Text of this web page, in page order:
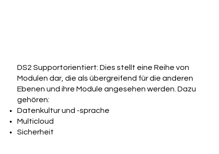
DS2 Supportorientiert: Dies stellt eine Reihe von
Modulen dar, die als übergreifend für die anderen
Ebenen und ihre Module angesehen werden. Dazu
gehören:
Datenkultur und -sprache
Multicloud
Sicherheit